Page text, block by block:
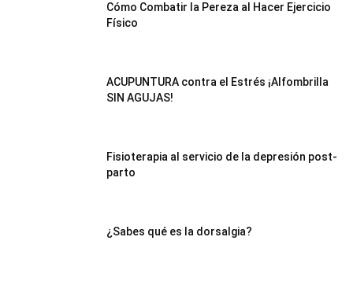
Cómo Combatir la Pereza al Hacer Ejercicio
Físico
ACUPUNTURA contra el Estrés ¡Alfombrilla
SIN AGUJAS!
Fisioterapia al servicio de la depresión post-
parto
¿Sabes qué es la dorsalgia?